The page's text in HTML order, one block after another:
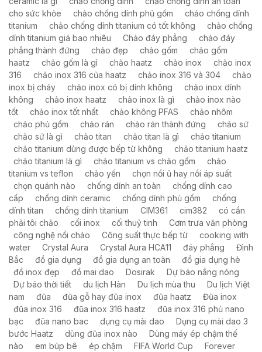
cho sức khỏe
chảo chống dính phủ gốm
chảo chống dính
titanium
chảo chống dính titanium có tốt không
chảo chống
dính titanium giá bao nhiêu
Chảo đáy phẳng
chảo đáy
phẳng thành đứng
chảo đẹp chảo gốm
chảo gốm
haatz
chảo gốm là gì chảo haatz chảo inox
chảo inox
316
chảo inox 316 của haatz chảo inox 316 và 304
chảo
inox bị cháy
chảo inox có bị dính không
chảo inox dính
không
chảo inox haatz chảo inox là gì
chảo inox nào
tốt
chảo inox tốt nhất chảo không PFAS
chảo nhôm
chảo phủ gốm
chảo rán chảo rán thành đứng
chảo sứ
chảo sứ là gì
chảo titan chảo titan là gì
chảo titanium
chảo titanium dùng được bếp từ không
chảo titanium haatz
chảo titanium là gì
chảo titanium vs chảo gốm
chảo
titanium vs teflon
chảo yến
chọn nồi ủ hay nồi áp suất
chọn quánh nào
chống dính an toàn
chống dính cao
cấp
chống dính ceramic chống dính phủ gốm
chống
dính titan
chống dính titanium CIM361 cim382
có cần
phải tôi chảo
cối inox cối thuỷ tinh
Cơm trưa văn phòng
công nghệ nồi chảo
Công suất thực bếp từ
cooking with
water
Crystal Aura Crystal Aura HCA11 đáy phẳng
Đình
Bắc
đồ gia dụng đồ gia dụng an toàn
đồ gia dụng hè
đồ inox đẹp
đồ mai dao Dosirak
Dự báo nắng nóng
Dự báo thời tiết
du lịch Hàn Du lịch mùa thu
Du lịch Việt
nam
đũa đũa gỗ hay đũa inox đũa haatz
Đũa inox
đũa inox 316
đũa inox 316 haatz
đũa inox 316 phủ nano
bạc
đũa nano bac dụng cụ mài dao
Dụng cụ mài dao 3
bước Haatz
dùng đũa inox nào
Dùng máy ép chậm thế
nào
em búp bê ép chậm FIFA World Cup
Forever